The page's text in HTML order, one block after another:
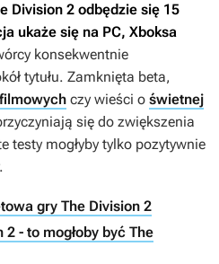
Division 2 odbędzie się 15
ukaże się na PC, Xboksa
konsekwentnie
tytułu. Zamknięta beta,
czy wieści o świetnej
się do zwiększenia
testy mogłyby tylko pozytywnie
gry The Division 2
- to mogłoby być The